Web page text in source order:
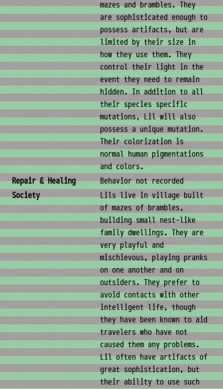
mazes and brambles. They
are sophisticated enough to
possess artifacts, but are
limited by their size in
how they use them. They
control their light in the
event they need to remain
hidden. In addition to all
their species specific
mutations, Lil will also
possess a unique mutation.
Their colorization is
normal human pigmentations
and colors.
Repair & Healing
Behavior not recorded
Society
Lils live in village built
of mazes of brambles,
building small nest-like
family dwellings. They are
very playful and
mischievous, playing pranks
on one another and on
outsiders. They prefer to
avoid contacts with other
intelligent life, though
they have been known to aid
travelers who have not
caused them any problems.
Lil often have artifacts of
great sophistication, but
their ability to use such